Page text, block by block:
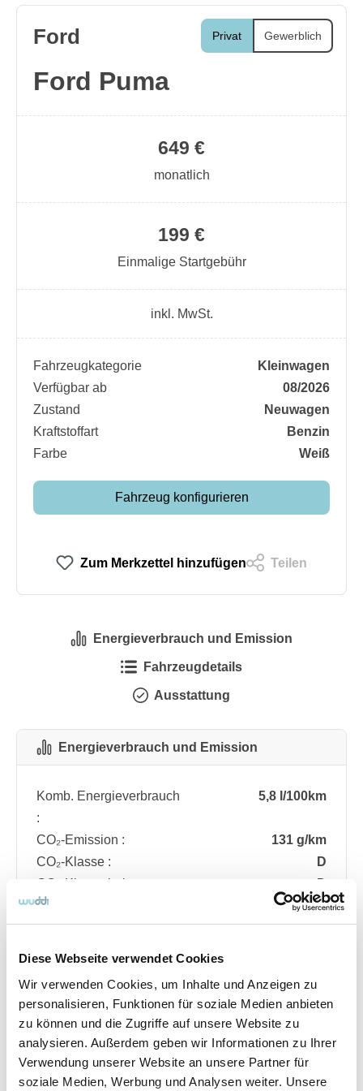
Diese Webseite verwendet Cookies
Wir verwenden Cookies, um Inhalte und Anzeigen zu
personalisieren, Funktionen für soziale Medien anbieten
zu können und die Zugriffe auf unsere Website zu
analysieren. Außerdem geben wir Informationen zu Ihrer
Verwendung unserer Website an unsere Partner für
soziale Medien, Werbung und Analysen weiter. Unsere
Privat Gewerblich
Ford
Ford Puma
199 €
Einmalige Startgebühr
649 €
monatlich
inkl. MwSt.
Fahrzeugkategorie
Kleinwagen
Verfügbar ab
08/2026
Zustand
Neuwagen
Kraftstoffart
Benzin
Farbe
Weiß
Fahrzeug konfigurieren
Zum Merkzettel hinzufügen Teilen
Energieverbrauch und Emission
Fahrzeugdetails
Ausstattung
Energieverbrauch und Emission
Komb. Energieverbrauch
:
5,8 l/100km
CO₂-Emission :
131 g/km
CO₂-Klasse :
D
CO₂-Klasse bei
entladener Batterie :
D
Fahrzeugdetails
Angebotsnummer
ABO74.216
Ausstattungslinie
ST Line
Verfügbar ab